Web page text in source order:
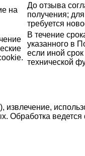
на
До отзыва
получения;
требуется
В течение
указанного в
если иной
технической
Обработка